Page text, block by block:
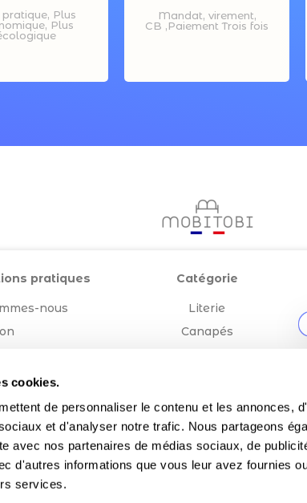
cookies.
de personnaliser le contenu et les annonces,
et d'analyser notre trafic. Nous partageons
avec nos partenaires de médias sociaux, de
d'autres informations que vous leur avez fournies
services.
pratique, Plus
Plus
Mandat, virement,
CB ,Paiement Trois fois
pratiques
nous
Catégorie
Literie
Canapés